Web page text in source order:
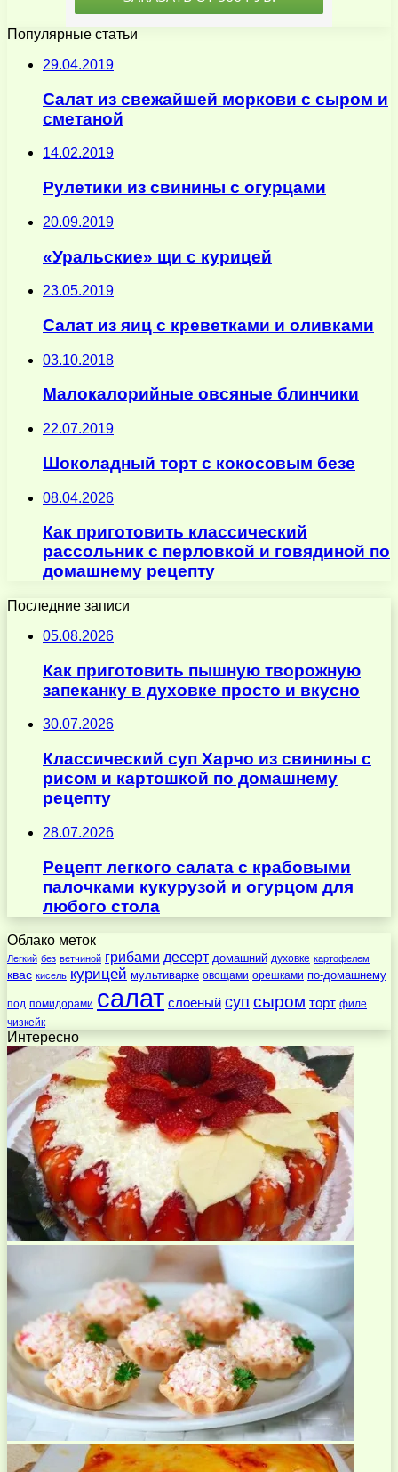
Популярные статьи
29.04.2019
Салат из свежайшей моркови с сыром и
сметаной
14.02.2019
Рулетики из свинины с огурцами
20.09.2019
«Уральские» щи с курицей
23.05.2019
Салат из яиц с креветками и оливками
03.10.2018
Малокалорийные овсяные блинчики
22.07.2019
Шоколадный торт с кокосовым безе
08.04.2026
Как приготовить классический
рассольник с перловкой и говядиной по
домашнему рецепту
Последние записи
05.08.2026
Как приготовить пышную творожную
запеканку в духовке просто и вкусно
30.07.2026
Классический суп Харчо из свинины с
рисом и картошкой по домашнему
рецепту
28.07.2026
Рецепт легкого салата с крабовыми
палочками кукурузой и огурцом для
любого стола
Облако меток
Легкий без ветчиной грибами десерт домашний духовке картофелем
квас кисель курицей мультиварке овощами орешками по-домашнему
под помидорами салат слоеный суп сыром торт филе
чизкейк
Интересно